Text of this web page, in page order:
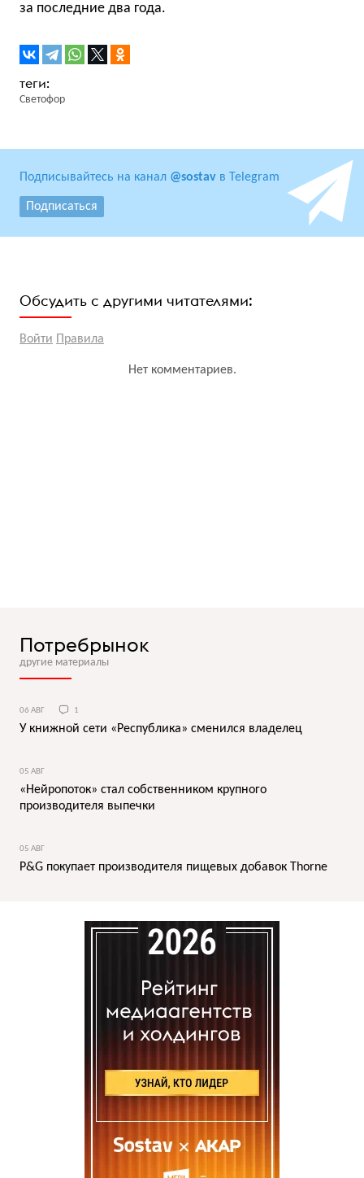
за последние два года.
Светофор
Подписывайтесь на канал @sostav в Telegram
Подписаться
Обсудить с другими читателями:
Войти Правила
Нет комментариев.
Потребрынок
другие материалы
06 АВГ 1
У книжной сети «Республика» сменился владелец
05 АВГ
«Нейропоток» стал собственником крупного
производителя выпечки
05 АВГ
P&G покупает производителя пищевых добавок Thorne